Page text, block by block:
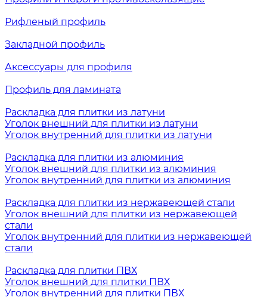
Рифленый профиль
Закладной профиль
Аксессуары для профиля
Профиль для ламината
Раскладка для плитки из латуни
Уголок внешний для плитки из латуни
Уголок внутренний для плитки из латуни
Раскладка для плитки из алюминия
Уголок внешний для плитки из алюминия
Уголок внутренний для плитки из алюминия
Раскладка для плитки из нержавеющей стали
Уголок внешний для плитки из нержавеющей
стали
Уголок внутренний для плитки из нержавеющей
стали
Раскладка для плитки ПВХ
Уголок внешний для плитки ПВХ
Уголок внутренний для плитки ПВХ